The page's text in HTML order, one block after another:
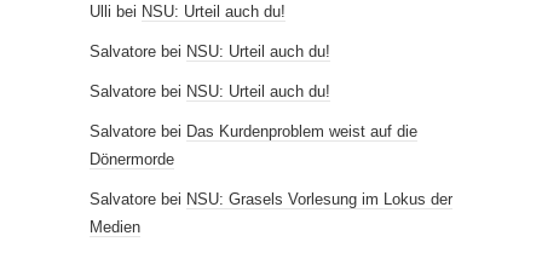
Ulli bei NSU: Urteil auch du!
Salvatore bei NSU: Urteil auch du!
Salvatore bei NSU: Urteil auch du!
Salvatore bei Das Kurdenproblem weist auf die
Dönermorde
Salvatore bei NSU: Grasels Vorlesung im Lokus der
Medien